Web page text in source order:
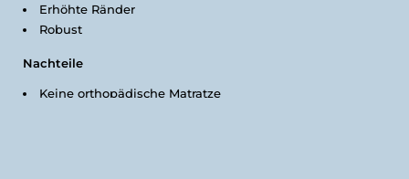
Erhöhte Ränder
Robust
Nachteile
Keine orthopädische Matratze